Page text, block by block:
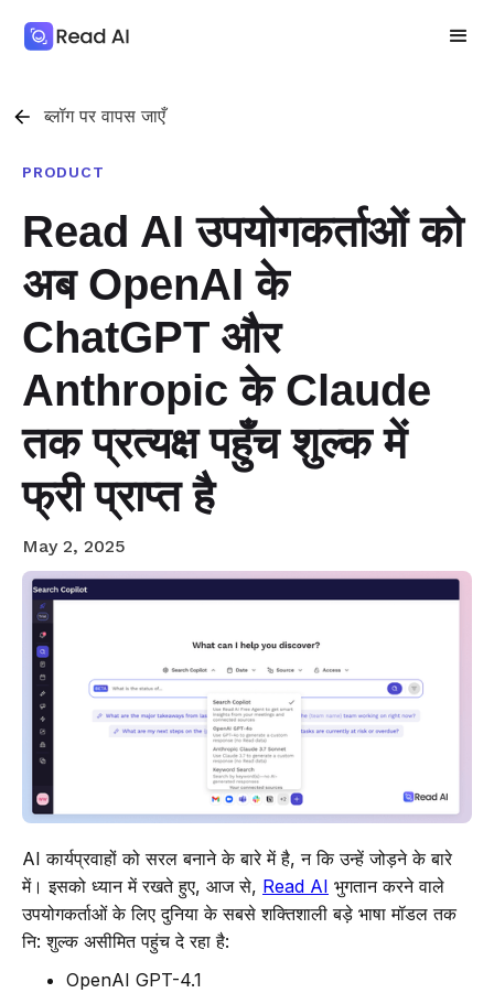
ब्लॉग पर वापस जाएँ
PRODUCT
Read AI उपयोगकर्ताओं को
अब OpenAI के
ChatGPT और
Anthropic के Claude
तक प्रत्यक्ष पहुँच शुल्क में
फ्री प्राप्त है
May 2, 2025
AI कार्यप्रवाहों को सरल बनाने के बारे में है, न कि उन्हें जोड़ने के बारे
में। इसको ध्यान में रखते हुए, आज से, Read AI भुगतान करने वाले
उपयोगकर्ताओं के लिए दुनिया के सबसे शक्तिशाली बड़े भाषा मॉडल तक
नि: शुल्क असीमित पहुंच दे रहा है:
OpenAI GPT-4.1